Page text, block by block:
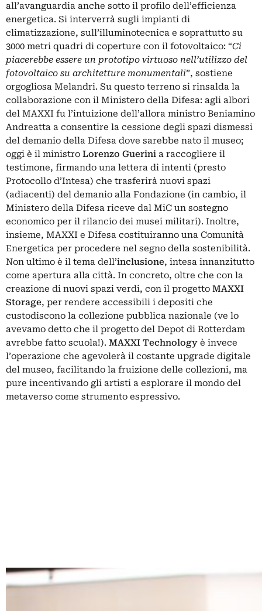
all’avanguardia anche sotto il profilo dell’efficienza
energetica. Si interverrà sugli impianti di
climatizzazione, sull’illuminotecnica e soprattutto su
3000 metri quadri di coperture con il fotovoltaico: “Ci
piacerebbe essere un prototipo virtuoso nell’utilizzo del
fotovoltaico su architetture monumentali”, sostiene
orgogliosa Melandri. Su questo terreno si rinsalda la
collaborazione con il Ministero della Difesa: agli albori
del MAXXI fu l’intuizione dell’allora ministro Beniamino
Andreatta a consentire la cessione degli spazi dismessi
del demanio della Difesa dove sarebbe nato il museo;
oggi è il ministro Lorenzo Guerini a raccogliere il
testimone, firmando una lettera di intenti (presto
Protocollo d’Intesa) che trasferirà nuovi spazi
(adiacenti) del demanio alla Fondazione (in cambio, il
Ministero della Difesa riceve dal MiC un sostegno
economico per il rilancio dei musei militari). Inoltre,
insieme, MAXXI e Difesa costituiranno una Comunità
Energetica per procedere nel segno della sostenibilità.
Non ultimo è il tema dell’inclusione, intesa innanzitutto
come apertura alla città. In concreto, oltre che con la
creazione di nuovi spazi verdi, con il progetto MAXXI
Storage, per rendere accessibili i depositi che
custodiscono la collezione pubblica nazionale (ve lo
avevamo detto che il progetto del Depot di Rotterdam
avrebbe fatto scuola!). MAXXI Technology è invece
l’operazione che agevolerà il costante upgrade digitale
del museo, facilitando la fruizione delle collezioni, ma
pure incentivando gli artisti a esplorare il mondo del
metaverso come strumento espressivo.